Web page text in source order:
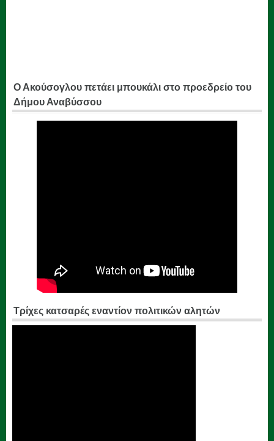
Ο Ακούσογλου πετάει μπουκάλι στο προεδρείο του
Δήμου Αναβύσσου
Τρίχες κατσαρές εναντίον πολιτικών αλητών